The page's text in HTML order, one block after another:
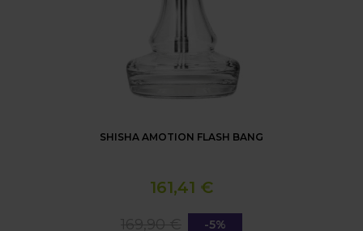
SHISHA AMOTION FLASH BANG
161,41 €
-5%